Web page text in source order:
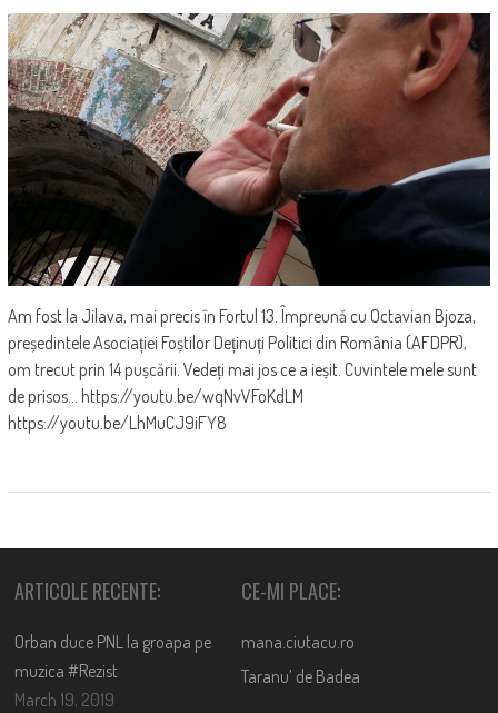
Am fost la Jilava, mai precis în Fortul 13. Împreună cu Octavian Bjoza,
președintele Asociației Foștilor Deținuți Politici din România (AFDPR),
om trecut prin 14 pușcării. Vedeți mai jos ce a ieșit. Cuvintele mele sunt
de prisos... https://youtu.be/wqNvVFoKdLM
https://youtu.be/LhMuCJ9iFY8
ARTICOLE RECENTE:
Orban duce PNL la groapa pe
muzica #Rezist
March 19, 2019
CE-MI PLACE:
mana.ciutacu.ro
Taranu’ de Badea